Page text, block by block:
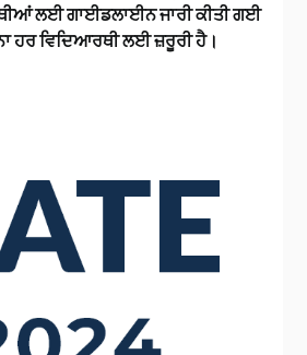
ਲਈ ਗਾਈਡਲਾਈਨ ਜਾਰੀ ਕੀਤੀ ਗਈ
ਹਰ ਵਿਦਿਆਰਥੀ ਲਈ ਜ਼ਰੂਰੀ ਹੈ।